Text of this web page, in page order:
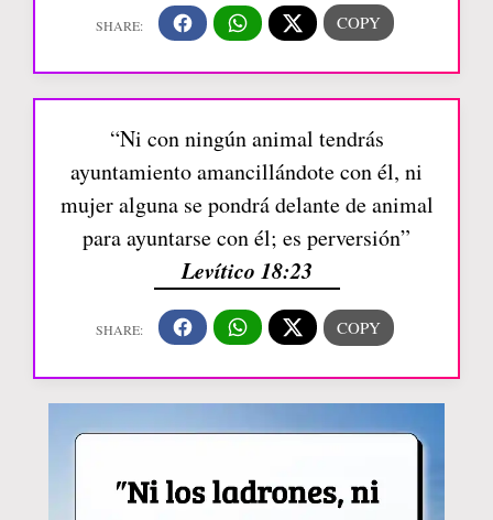
“Ni con ningún animal tendrás
ayuntamiento amancillándote con él, ni
mujer alguna se pondrá delante de animal
para ayuntarse con él; es perversión”
Levítico 18:23